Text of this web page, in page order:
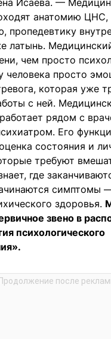
Исаева. —
анатомию ЦНС,
пропедевтику
латынь.
чем просто
человека просто
которая уже
с ней.
рядом с
Его
состояния и
требуют
где
симптомы
здоровья.
звено в
психологического